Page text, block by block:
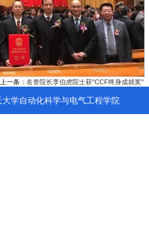
上一条：名誉院长李伯虎院士获"CCF终身成就奖"
学自动化科学与电气工程学院